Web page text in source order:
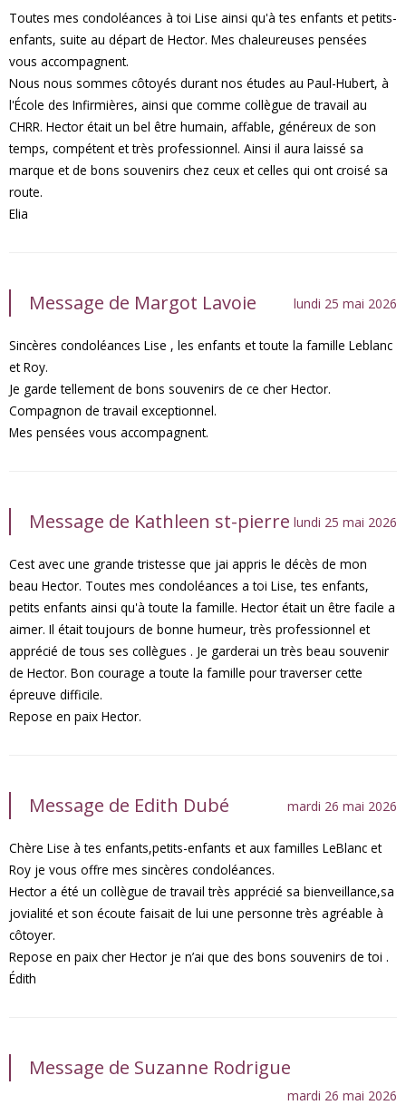
Toutes mes condoléances à toi Lise ainsi qu'à tes enfants et petits-
enfants, suite au départ de Hector. Mes chaleureuses pensées
vous accompagnent.
Nous nous sommes côtoyés durant nos études au Paul-Hubert, à
l'École des Infirmières, ainsi que comme collègue de travail au
CHRR. Hector était un bel être humain, affable, généreux de son
temps, compétent et très professionnel. Ainsi il aura laissé sa
marque et de bons souvenirs chez ceux et celles qui ont croisé sa
route.
Elia
Message de Margot Lavoie lundi 25 mai 2026
Sincères condoléances Lise , les enfants et toute la famille Leblanc
et Roy.
Je garde tellement de bons souvenirs de ce cher Hector.
Compagnon de travail exceptionnel.
Mes pensées vous accompagnent.
Message de Kathleen st-pierre lundi 25 mai 2026
Cest avec une grande tristesse que jai appris le décès de mon
beau Hector. Toutes mes condoléances a toi Lise, tes enfants,
petits enfants ainsi qu'à toute la famille. Hector était un être facile a
aimer. Il était toujours de bonne humeur, très professionnel et
apprécié de tous ses collègues . Je garderai un très beau souvenir
de Hector. Bon courage a toute la famille pour traverser cette
épreuve difficile.
Repose en paix Hector.
Message de Edith Dubé mardi 26 mai 2026
Chère Lise à tes enfants,petits-enfants et aux familles LeBlanc et
Roy je vous offre mes sincères condoléances.
Hector a été un collègue de travail très apprécié sa bienveillance,sa
jovialité et son écoute faisait de lui une personne très agréable à
côtoyer.
Repose en paix cher Hector je n’ai que des bons souvenirs de toi .
Édith
Message de Suzanne Rodrigue
mardi 26 mai 2026